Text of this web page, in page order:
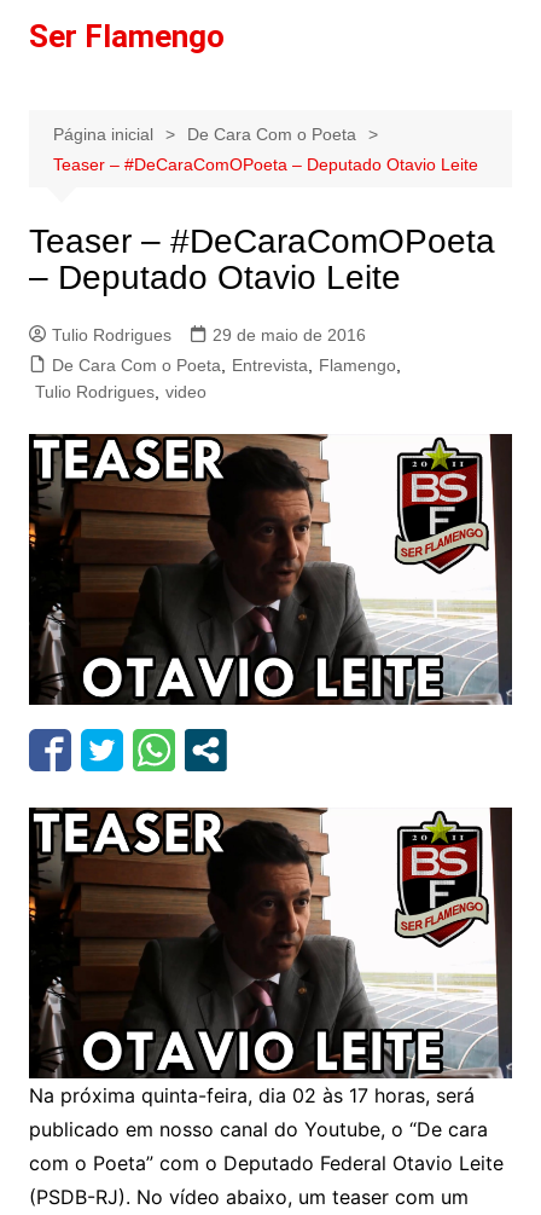
paraSer Flamengo
Página inicial
De Cara Com o Poeta
Teaser – #DeCaraComOPoeta – Deputado Otavio Leite
Teaser – #DeCaraComOPoeta
– Deputado Otavio Leite
Tulio Rodrigues
29 de maio de 2016
De Cara Com o Poeta
Entrevista Flamengo,
Tulio Rodrigues, video
Na próxima quinta-feira, dia 02 às 17 horas, será
publicado em nosso canal do Youtube, o “De cara
com o Poeta” com o Deputado Federal Otavio Leite
(PSDB-RJ). No vídeo abaixo, um teaser com um